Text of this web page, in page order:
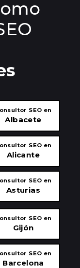
SEO en
Albacete
SEO en
Alicante
SEO en
Asturias
SEO en
Gijón
SEO en
Barcelona